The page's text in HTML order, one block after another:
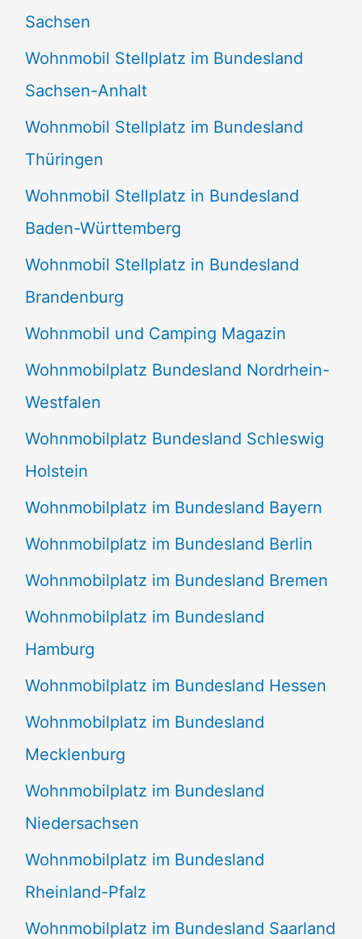
Sachsen
Wohnmobil Stellplatz im Bundesland
Sachsen-Anhalt
Wohnmobil Stellplatz im Bundesland
Thüringen
Wohnmobil Stellplatz in Bundesland
Baden-Württemberg
Wohnmobil Stellplatz in Bundesland
Brandenburg
Wohnmobil und Camping Magazin
Wohnmobilplatz Bundesland Nordrhein-
Westfalen
Wohnmobilplatz Bundesland Schleswig
Holstein
Wohnmobilplatz im Bundesland Bayern
Wohnmobilplatz im Bundesland Berlin
Wohnmobilplatz im Bundesland Bremen
Wohnmobilplatz im Bundesland
Hamburg
Wohnmobilplatz im Bundesland Hessen
Wohnmobilplatz im Bundesland
Mecklenburg
Wohnmobilplatz im Bundesland
Niedersachsen
Wohnmobilplatz im Bundesland
Rheinland-Pfalz
Wohnmobilplatz im Bundesland Saarland